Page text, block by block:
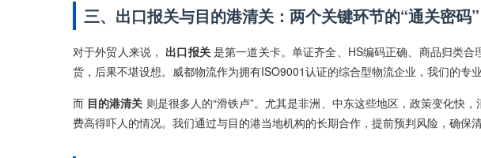
三、出口报关与目的港清关：两个关键环节的“通关密码”
对于外贸人来说， 出口报关是第一道关卡。单证齐全、HS编码正确、商品归类
货，后果不堪设想。威都物流作为拥有ISO9001认证的综合型物流企业，我们的专
而 目的港清关 则是很多人的“滑铁卢”。尤其是非洲、中东这些地区，政策变化快
费高得吓人的情况。我们通过与目的港当地机构的长期合作，提前预判风险，确保